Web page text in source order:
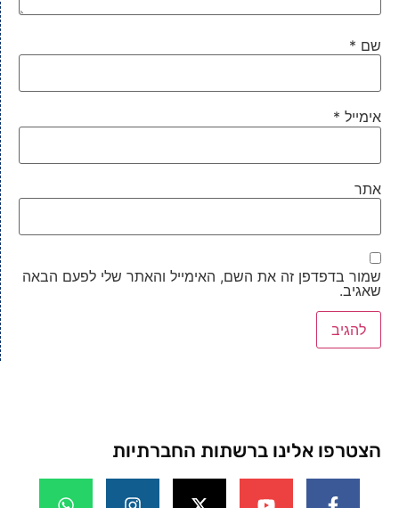
שם *
אימייל *
אתר
שמור בדפדפן זה את השם, האימייל והאתר שלי לפעם הבאה
שאגיב.
הצטרפו אלינו ברשתות החברתיות